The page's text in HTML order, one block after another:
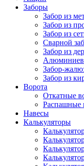
Заборы
Забор из
Забор из
Забор из
Сварной
Забор из
Забор-
Забор из
Ворота
Откатные
Распашные
Навесы
Калькуляторы